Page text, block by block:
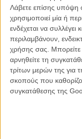
Λάβετε επίσης υπόψη
χρησιμοποιεί μία ή
ενδέχεται να
περιλαμβάνουν,
χρήσης σας. Μπορείτε
αρνηθείτε τη
τρίτων μερών της για
σκοπούς που
συγκατάθεσης της
πρώτη θέση που
δολαρίων που κανέναν
Λόρενς ήταν πρώτη στη
περσινά έσοδα ύψους
Ανιστον αξιοποιεί όχι
Yellow Birds»), αλλά και
Airlines, τη Smartwater
Λόρενς, που φέτος δεν
το καλλιτεχνικών
επωφελείται από την